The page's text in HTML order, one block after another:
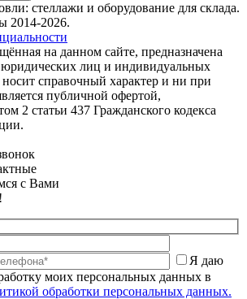
стеллажи и оборудование для склада.
2014-2026.
на данном сайте, предназначена
лиц и индивидуальных
справочный характер и ни при
публичной офертой,
2 статьи 437 Гражданского кодекса
с Вами
Я даю
моих персональных данных в
обработки персональных данных.